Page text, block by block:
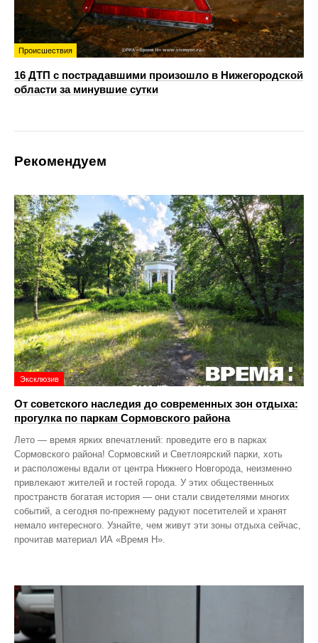
Происшествия
16 ДТП с пострадавшими произошло в Нижегородской
области за минувшие сутки
Рекомендуем
Эксклюзив
От советского наследия до современных зон отдыха:
прогулка по паркам Сормовского района
Лето — время ярких впечатлений: проведите его в парках
Сормовского района! Сормовский и Светлоярский парки, хоть
и расположены вдали от центра Нижнего Новгорода, неизменно
привлекают жителей и гостей города. У этих общественных
пространств богатая история — они стали свидетелями многих
событий, а сегодня по‑прежнему радуют посетителей и хранят
немало интересного. Узнайте, чем живут эти зоны отдыха сейчас,
прочитав материал ИА «Время Н».